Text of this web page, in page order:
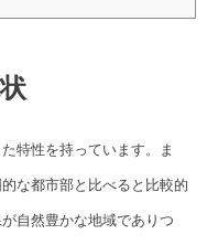
特性を持っています。ま
な都市部と比べると比較的
自然豊かな地域でありつ